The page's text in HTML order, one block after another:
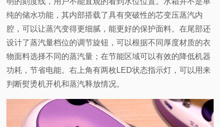
纯的储水功能，其内部搭载了具有突破性的芯变压蒸汽内
腔，可以让蒸汽变得更细腻，能更好的保护面料。在尾部还
设计了蒸汽量档位的调节旋钮，可以根据不同厚度材质的衣
物面料选择不同的蒸汽量；在节能区域可以有效的降低机器
功耗，节省电能。右上角有两枚LED状态指示灯，可以用来
判断熨烫机开机和蒸汽释放情况。